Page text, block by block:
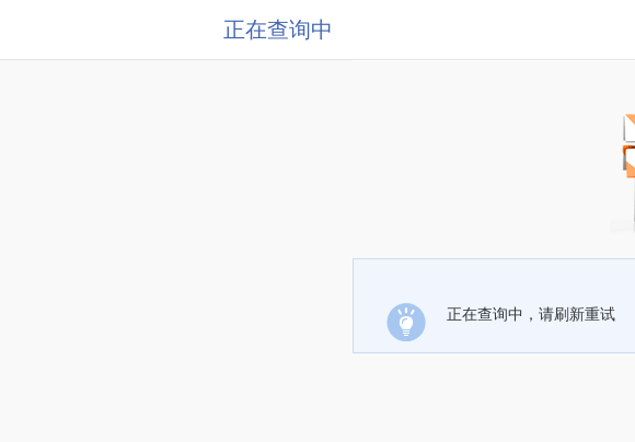
正在查询中
正在查询中，请刷新重试